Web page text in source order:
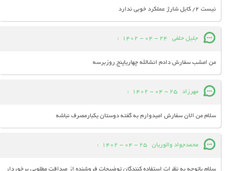
نیست ۲/ کابل شارژ عملکرد خوبی ندارد
جلیل حلفی 24 - 04 - 1402
:
من امشب سفارش دادم انشالله چهاریاپنج روزبرسه
مهرزاد 25 - 04 - 1402
:
سلام من الان سفارش امیدوارم به گفته دوستان یکبارمصرف نباشه
محمدجواد والوریان 25 - 04 - 1402
:
سلام باتوجه به نظرات استفاده کنندگان توضیحات فروشنده از صداقت مطلوبی برخوردار